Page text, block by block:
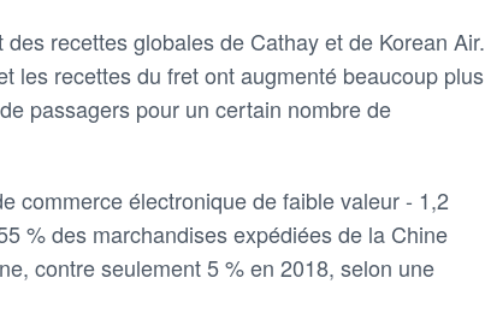
recettes globales de Cathay et de Korean Air.
les recettes du fret ont augmenté beaucoup plus
passagers pour un certain nombre de
commerce électronique de faible valeur - 1,2
% des marchandises expédiées de la Chine
contre seulement 5 % en 2018, selon une